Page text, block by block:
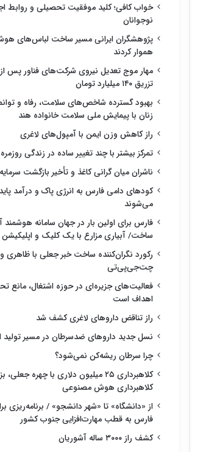
خواب کافی؛ کلید موفقیت تحصیلی و روابط
نوجوانان
پژوهشگران ایرانی مسیر ساخت لباس‌های
هموار کردند
مهار موج تعدیل نیروی شرکت‌های فناور پس
تزریق ۱۴۰ میلیارد تومان
بهبود گسترده شاخص‌های سلامت، رفاه و
زنان با پیمایش ملی سلامت خانواده هند
راز کاهش وزن ایمن با آمپول‌های لاغری
تمرکز بیشتر با چند تغییر ساده در زندگی روزمره
ناشران میان گرانی کاغذ و تأخیر بازگشت سرمایه
کودهای دامی فارس به انرژی پاک و درآمد
می‌شوند
فارس برای اولین بار در جهان سامانه هوشمند
ساخت/ آبیاری مزارع با یک کلیک و اپلیکیشن
رکورد نگران‌کننده ساخت خبر جعلی با ظاهری
چت‌جی‌پی‌تی
فعالیت‌های جزیره‌ای در حوزه اشتغال، مانع
اهداف است
راز تناقض داروهای لاغری کشف شد
نسل جدید داروهای ضدسرطان در مسیر تولید
چرا سرطان ریشه‌کن نمی‌شود؟
کلاهبرداری ۲۵ میلیون دلاری با چهره
کلاهبرداری هوش مصنوعی
از «دانشگاه» تا «شهر دانشجو» / برنامه‌ریزی
فارس به قطب مهارت‌افزایی جنوب کشور
کشف راز ۳۰۰۰ ساله آشوریان